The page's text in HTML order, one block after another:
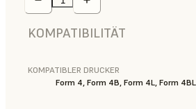
KOMPATIBILITÄT
KOMPATIBLER DRUCKER
Form 4, Form 4B, Form 4L, Form 4BL